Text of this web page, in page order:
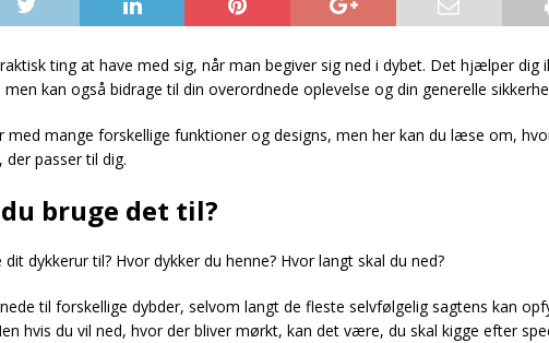
ting at have med sig, når man begiver sig ned i dybet. Det hjælper dig
kan også bidrage til din overordnede oplevelse og din generelle
med mange forskellige funktioner og designs, men her kan du læse om,
passer til dig.
bruge det til?
dit dykkerur til? Hvor dykker du henne? Hvor langt skal du ned?
til forskellige dybder, selvom langt de fleste selvfølgelig sagtens kan
hvis du vil ned, hvor der bliver mørkt, kan det være, du skal kigge efter